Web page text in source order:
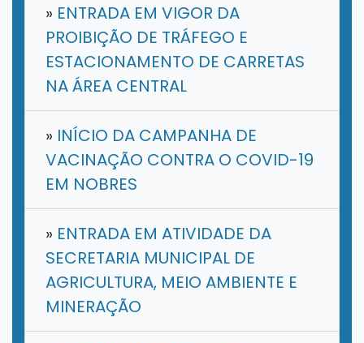
» ENTRADA EM VIGOR DA
PROIBIÇÃO DE TRÁFEGO E
ESTACIONAMENTO DE CARRETAS
NA ÁREA CENTRAL
» INÍCIO DA CAMPANHA DE
VACINAÇÃO CONTRA O COVID-19
EM NOBRES
» ENTRADA EM ATIVIDADE DA
SECRETARIA MUNICIPAL DE
AGRICULTURA, MEIO AMBIENTE E
MINERAÇÃO